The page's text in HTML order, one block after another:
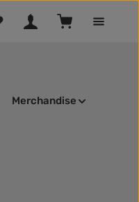
Du hast 0 Produkte auf dem
Merchandise